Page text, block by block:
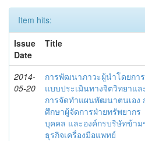
Item hits:
Issue
Date
Title
2014-
05-20
การพัฒนาภาวะผู้นำโดยกา
แบบประเมินทางจิตวิทยาแล
การจัดทำแผนพัฒนาตนเอง
ศึกษาผู้จัดการฝ่ายทรัพยากร
บุคคล และองค์กรบริษัทข้าม
ธุรกิจเครื่องมือแพทย์